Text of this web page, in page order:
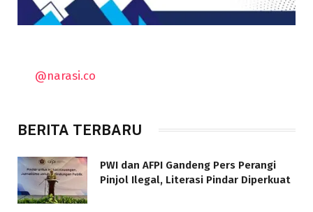
@narasi.co
BERITA TERBARU
PWI dan AFPI Gandeng Pers Perangi
Pinjol Ilegal, Literasi Pindar Diperkuat